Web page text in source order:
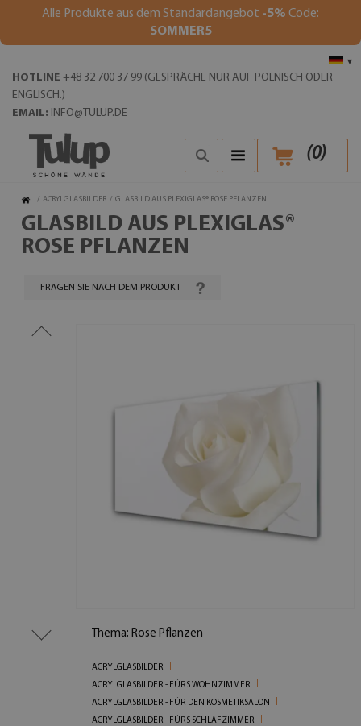
Alle Produkte aus dem Standardangebot -5% Code:
SOMMER5
▾
HOTLINE +48 32 700 37 99 (GESPRÄCHE NUR AUF POLNISCH ODER
ENGLISCH.)
EMAIL: INFO@TULUP.DE
(0)
/ ACRYLGLASBILDER / GLASBILD AUS PLEXIGLAS® ROSE PFLANZEN
GLASBILD AUS PLEXIGLAS®
ROSE PFLANZEN
FRAGEN SIE NACH DEM PRODUKT
Thema: Rose Pflanzen
ACRYLGLASBILDER
ACRYLGLASBILDER - FÜRS WOHNZIMMER
ACRYLGLASBILDER - FÜR DEN KOSMETIKSALON
ACRYLGLASBILDER - FÜRS SCHLAFZIMMER